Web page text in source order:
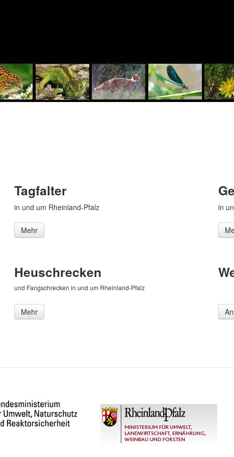
Tagfalter
in und um Rheinland-Pfalz
Mehr
in
Heuschrecken
und Fangschrecken in und um Rheinland-Pfalz
Mehr